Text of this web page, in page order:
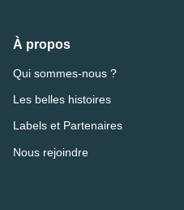
À propos
Qui sommes-nous ?
Les belles histoires
Labels et Partenaires
Nous rejoindre